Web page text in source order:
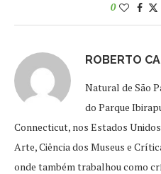
0
ROBERTO
Natural de São
do Parque
Connecticut, nos Estados
Arte, Ciência dos Museus e
onde também trabalhou como